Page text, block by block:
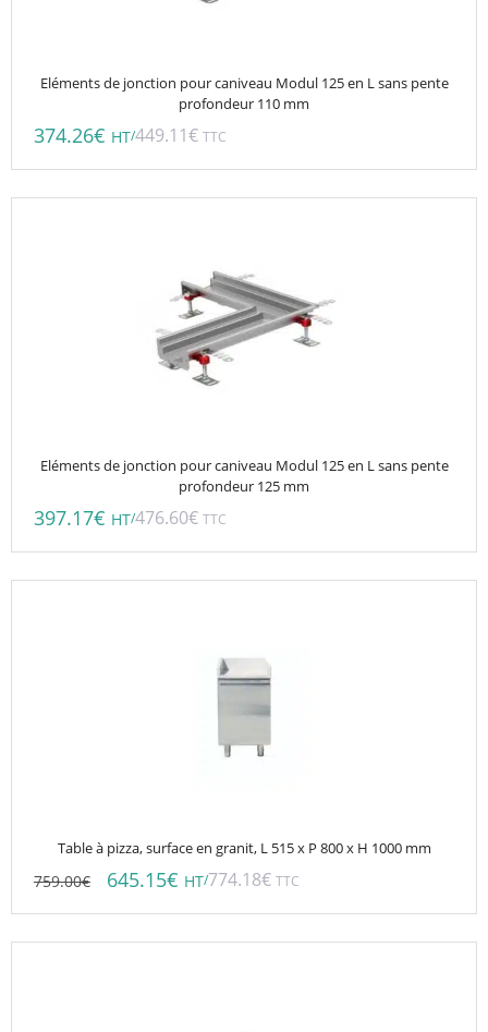
Eléments de jonction pour caniveau Modul 125 en L sans pente
profondeur 110 mm
374.26€ HT/449.11€ TTC
Eléments de jonction pour caniveau Modul 125 en L sans pente
profondeur 125 mm
397.17€ HT/476.60€ TTC
Table à pizza, surface en granit, L 515 x P 800 x H 1000 mm
759.00€ 645.15€ HT/774.18€ TTC